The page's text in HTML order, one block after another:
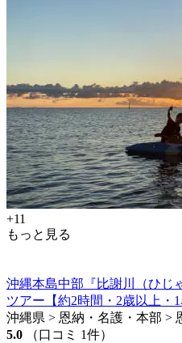
+11
もっと見る
沖縄本島中部『比謝川（ひじ
ツアー【約2時間・2歳以上
沖縄県 > 恩納・名護・本部 >
5.0
（口コミ 1件）